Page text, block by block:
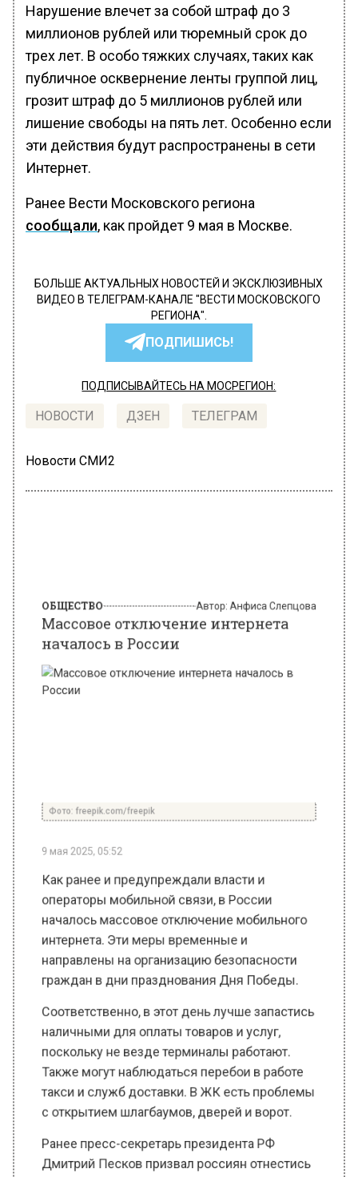
Нарушение влечет за собой штраф до 3
миллионов рублей или тюремный срок до
трех лет. В особо тяжких случаях, таких как
публичное осквернение ленты группой лиц,
грозит штраф до 5 миллионов рублей или
лишение свободы на пять лет. Особенно если
эти действия будут распространены в сети
Интернет.
Ранее Вести Московского региона
сообщали, как пройдет 9 мая в Москве.
БОЛЬШЕ АКТУАЛЬНЫХ НОВОСТЕЙ И ЭКСКЛЮЗИВНЫХ
ВИДЕО В ТЕЛЕГРАМ-КАНАЛЕ "ВЕСТИ МОСКОВСКОГО
РЕГИОНА".
ПОДПИШИСЬ!
ПОДПИСЫВАЙТЕСЬ НА МОСРЕГИОН:
НОВОСТИ ДЗЕН ТЕЛЕГРАМ
Новости СМИ2
9 мая 2025, 05:52
Как ранее и предупреждали власти и
операторы мобильной связи, в России
началось массовое отключение мобильного
интернета. Эти меры временные и
направлены на организацию безопасности
граждан в дни празднования Дня Победы.
наличными для оплаты товаров и услуг,
поскольку не везде терминалы работают.
Также могут наблюдаться перебои в работе
такси и служб доставки. В ЖК есть проблемы
с открытием шлагбаумов, дверей и ворот.
Ранее пресс-секретарь президента РФ
Дмитрий Песков призвал россиян отнестись